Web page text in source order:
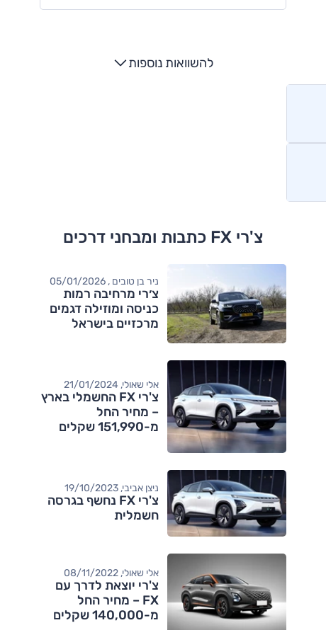
להשוואות נוספות
צ'רי FX כתבות ומבחני דרכים
ניר בן טובים , 05/01/2026
צ׳רי מרחיבה רמות
כניסה ומוזילה דגמים
מרכזיים בישראל
אלי שאולי, 21/01/2024
צ'רי FX החשמלי בארץ
– מחיר החל
מ-151,990 שקלים
ניצן אביבי, 19/10/2023
צ'רי FX נחשף בגרסה
חשמלית
אלי שאולי, 08/11/2022
​צ'רי יוצאת לדרך עם
FX – מחיר החל
מ-140,000 שקלים